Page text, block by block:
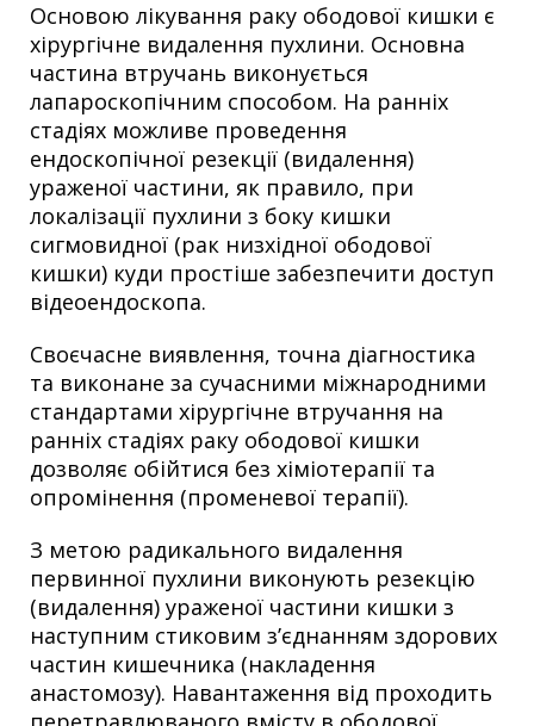
Основою лікування раку ободової кишки є
хірургічне видалення пухлини. Основна
частина втручань виконується
лапароскопічним способом. На ранніх
стадіях можливе проведення
ендоскопічної резекції (видалення)
ураженої частини, як правило, при
локалізації пухлини з боку кишки
сигмовидної (рак низхідної ободової
кишки) куди простіше забезпечити доступ
відеоендоскопа.
Своєчасне виявлення, точна діагностика
та виконане за сучасними міжнародними
стандартами хірургічне втручання на
ранніх стадіях раку ободової кишки
дозволяє обійтися без хіміотерапії та
опромінення (променевої терапії).
З метою радикального видалення
первинної пухлини виконують резекцію
(видалення) ураженої частини кишки з
наступним стиковим з’єднанням здорових
частин кишечника (накладення
анастомозу). Навантаження від проходить